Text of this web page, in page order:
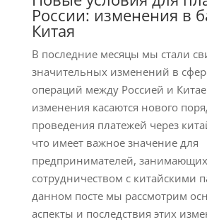
России: изменения в
Китая
В последние месяцы мы стали
значительных изменений в
операций между Россией и
изменения касаются нового
проведения платежей через
что имеет важное значение для
предпринимателей,
сотрудничеством с китайскими
данном посте мы рассмотрим
аспекты и последствия этих